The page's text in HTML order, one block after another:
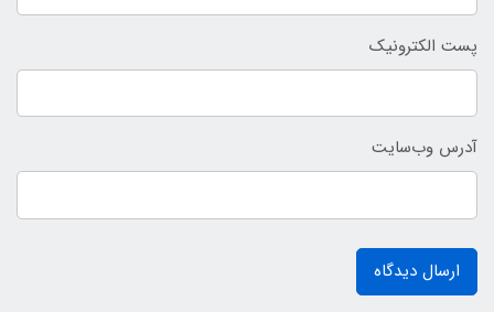
پست الکترونیک
آدرس وب‌سایت
ارسال دیدگاه